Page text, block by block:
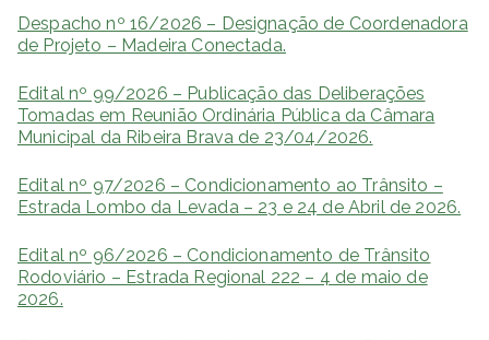
Despacho nº 16/2026 – Designação de Coordenadora
de Projeto – Madeira Conectada.
Edital nº 99/2026 – Publicação das Deliberações
Tomadas em Reunião Ordinária Pública da Câmara
Municipal da Ribeira Brava de 23/04/2026.
Edital nº 97/2026 – Condicionamento ao Trânsito –
Estrada Lombo da Levada – 23 e 24 de Abril de 2026.
Edital nº 96/2026 – Condicionamento de Trânsito
Rodoviário – Estrada Regional 222 – 4 de maio de
2026.